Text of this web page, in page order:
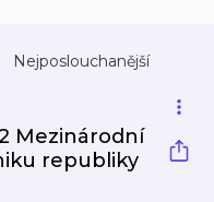
Nejposlouchanější
Mezinárodní
republiky